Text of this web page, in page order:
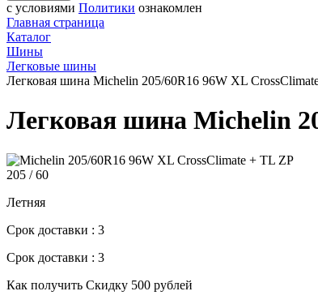
с условиями Политики ознакомлен
Главная страница
Каталог
Шины
Легковые шины
Легковая шина Michelin 205/60R16 96W XL
Легковая шина Michelin
205 /60
Летняя
Срок доставки : 3
Срок доставки : 3
Как получить Скидку 500 рублей